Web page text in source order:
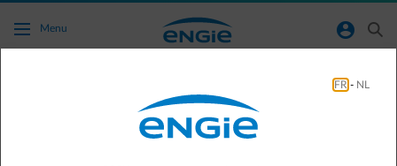
Ga naar de hoofdinhoud
Menu normal-account-circle search
Kan ik de Smart Charge-dienst van ENGIE
gebruiken in combinatie met alle ENGIE
FR - NL